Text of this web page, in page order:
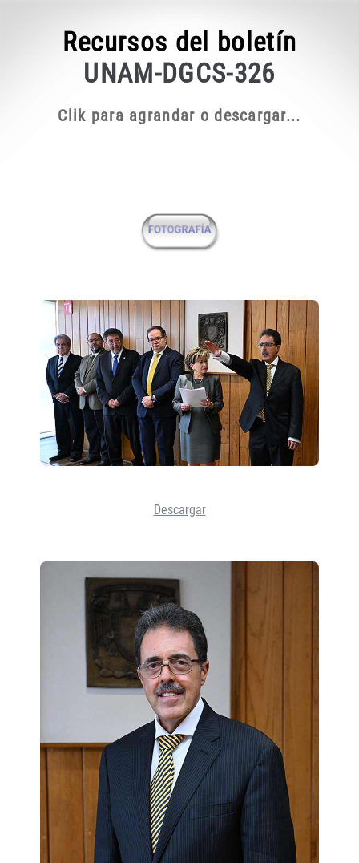
Recursos del boletín
UNAM-DGCS-326
Clik para agrandar o descargar...
Descargar